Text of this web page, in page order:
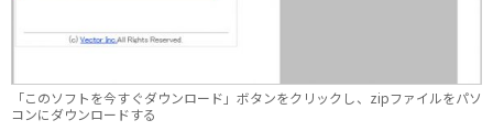
「このソフトを今すぐダウンロード」ボタンをクリックし、zipファイルをパソ
コンにダウンロードする